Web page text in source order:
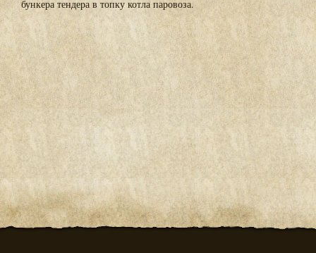
бункера тендера в топку котла паровоза.